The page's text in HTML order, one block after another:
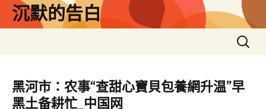
沉默的告白
搜
尋
鍵
字:
黑河市：农事“查甜心寶貝包養網升温”早
黑土备耕忙_中国网